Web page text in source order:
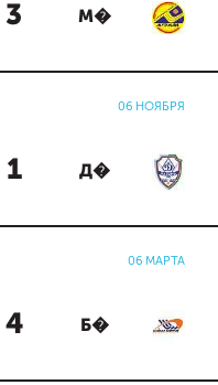
3 М�
06 НОЯБРЯ
1 Д�
06 МАРТА
4 Б�